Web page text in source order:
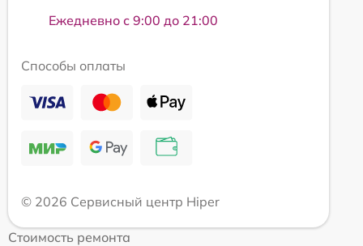
Ежедневно с 9:00 до 21:00
Способы оплаты
© 2026 Сервисный центр Hiper
Стоимость ремонта